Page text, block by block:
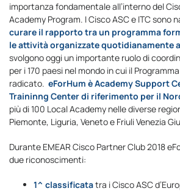
importanza fondamentale all’interno del
Academy Program. I Cisco ASC e ITC sono
curare il rapporto tra un programma
le attività organizzate quotidianamente
svolgono oggi un importante ruolo di
per i 170 paesi nel mondo in cui il
radicato. eForHum è Academy Support
Traininng Center di riferimento per il
più di 100 Local Academy nelle diverse
Piemonte, Liguria, Veneto e Friuli Venezia
Durante EMEAR Cisco Partner Club 2018
due riconoscimenti:
1^ classificatatra i Cisco ASC